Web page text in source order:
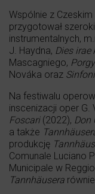
Wspólnie z
przygotował
instrumentalnych,
J. Haydna, Dies irae
Mascagniego,
Nováka oraz
Na festiwalu
inscenizacji oper G.
Foscari(2022), Don
a także
produkcję
Comunale Luciano
Municipale w
Tannhäusera